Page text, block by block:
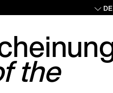
DE
the